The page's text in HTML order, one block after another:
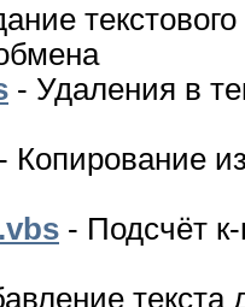
- Удаления в
- Копирование
- Подсчёт
текста